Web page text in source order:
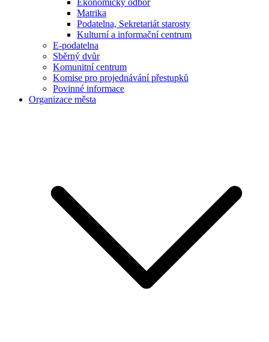
Ekonomický odbor
Matrika
Podatelna, Sekretariát starosty
Kulturní a informační centrum
E-podatelna
Sběrný dvůr
Komunitní centrum
Komise pro projednávání přestupků
Povinné informace
Organizace města